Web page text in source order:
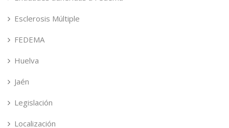
Esclerosis Múltiple
FEDEMA
Huelva
Jaén
Legislación
Localización